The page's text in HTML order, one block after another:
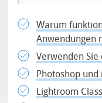
Warum
Anwendungen
Verwenden Sie
Photoshop und
Lightroom